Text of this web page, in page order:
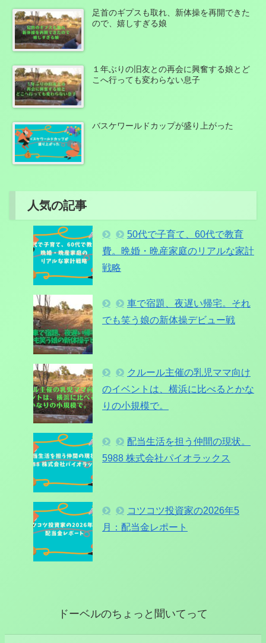
足首のギプスも取れ、新体操を再開できた
ので、嬉しすぎる娘
１年ぶりの旧友との再会に興奮する娘とど
こへ行っても変わらない息子
バスケワールドカップが盛り上がった
人気の記事
50代で子育て、60代で教育
費。晩婚・晩産家庭のリアルな家計
戦略
車で宿題、夜遅い帰宅。それ
でも笑う娘の新体操デビュー戦
クルール主催の乳児ママ向け
のイベントは、横浜に比べるとかな
りの小規模で。
配当生活を担う仲間の現状。
5988 株式会社パイオラックス
コツコツ投資家の2026年5
月：配当金レポート
ドーベルのちょっと聞いてって